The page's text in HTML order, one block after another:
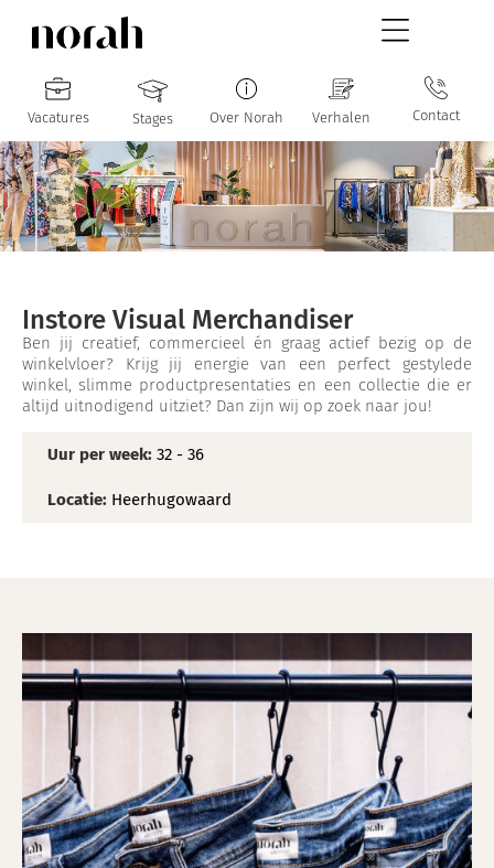
Vacatures Stages Over Norah Verhalen Contact
Instore Visual Merchandiser
Ben jij creatief, commercieel én graag actief bezig op de
winkelvloer? Krijg jij energie van een perfect gestylede
winkel, slimme productpresentaties en een collectie die er
altijd uitnodigend uitziet? Dan zijn wij op zoek naar jou!
Uur per week: 32 - 36
Locatie: Heerhugowaard